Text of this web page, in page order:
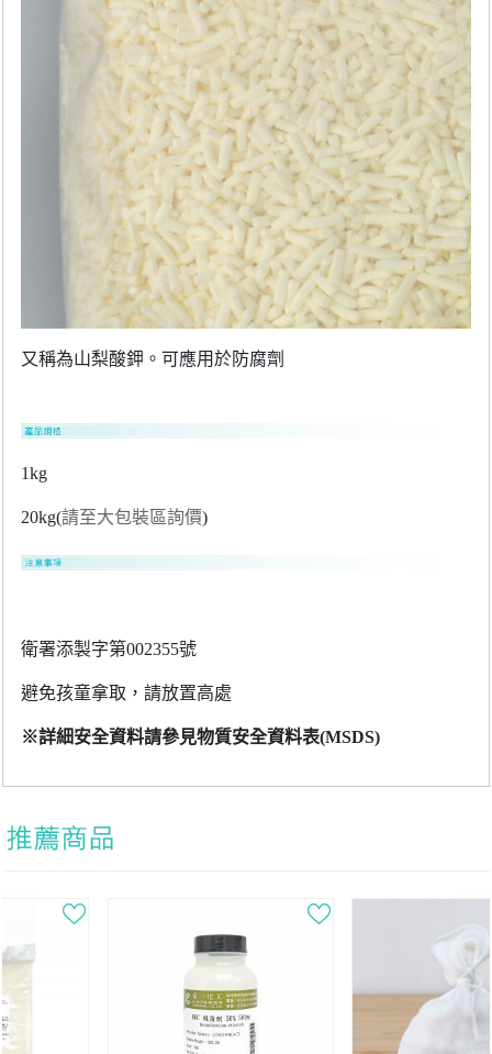
又稱為山梨酸鉀。可應用於防腐劑
1kg
20kg(請至大包裝區詢價)
衛署添製字第002355號
避免孩童拿取，請放置高處
※詳細安全資料請參見物質安全資料表(MSDS)